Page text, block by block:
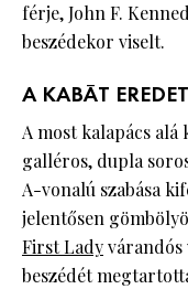
férje, John F.
beszédekor viselt.
A KABÁT
A most kalapács
galléros, dupla
A-vonalú szabása
jelentősen
First Lady
beszédét